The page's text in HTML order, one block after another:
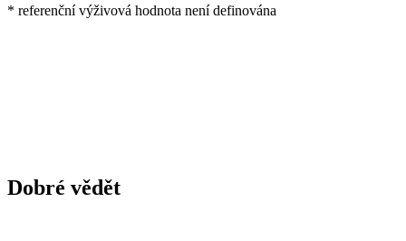
* referenční výživová hodnota není definována
Dobré vědět